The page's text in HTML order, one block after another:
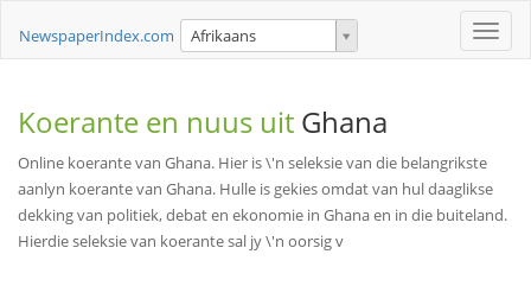
Toggle
NewspaperIndex.com Afrikaans
Koerante en nuus uit Ghana
Online koerante van Ghana. Hier is \'n seleksie van die belangrikste
aanlyn koerante van Ghana. Hulle is gekies omdat van hul daaglikse
dekking van politiek, debat en ekonomie in Ghana en in die buiteland.
Hierdie seleksie van koerante sal jy \'n oorsig v